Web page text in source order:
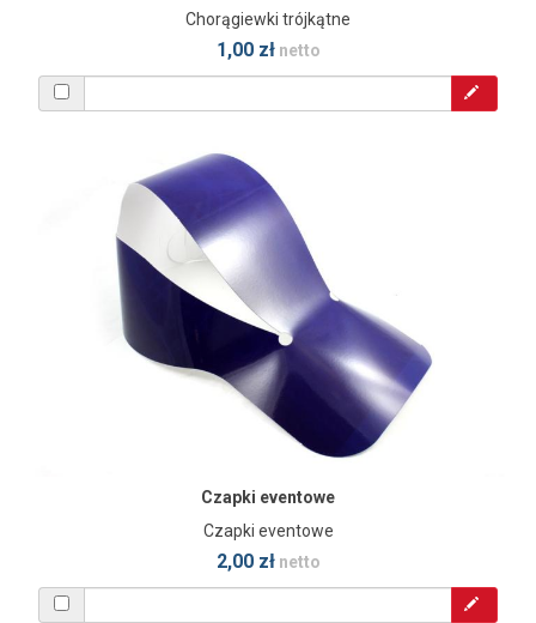
Chorągiewki trójkątne
1,00 złnetto
Czapki eventowe
Czapki eventowe
2,00 złnetto